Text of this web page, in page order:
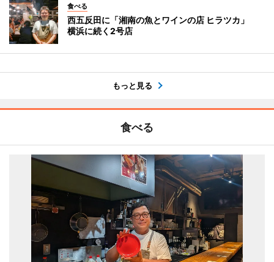
食べる
西五反田に「湘南の魚とワインの店 ヒラツカ」
横浜に続く2号店
もっと見る
食べる